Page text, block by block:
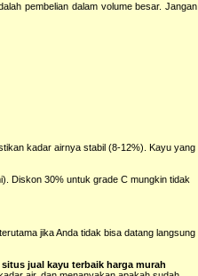
pembelian dalam volume besar. Jangan
kadar airnya stabil (8-12%). Kayu yang
Diskon 30% untuk grade C mungkin tidak
jika Anda tidak bisa datang langsung
situs jual kayu terbaik harga murah